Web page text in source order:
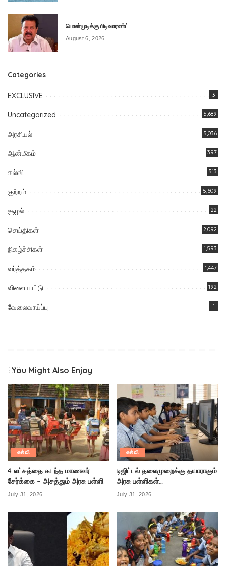
பொன்முடிக்கு பிடிவாரண்ட்
August 6, 2026
Categories
EXCLUSIVE 3
Uncategorized 5,689
அரசியல் 5,036
ஆன்மீகம் 397
கல்வி 513
குற்றம் 5,609
சூழல் 22
செய்திகள் 2,092
நிகழ்ச்சிகள் 1,593
வர்த்தகம் 1,447
விளையாட்டு 192
வேலைவாய்ப்பு 1
You Might Also Enjoy
கல்வி
4 லட்சத்தை கடந்த மாணவர்
சேர்க்கை – அசத்தும் அரசு பள்ளி
July 31, 2026
கல்வி
டிஜிட்டல் தலைமுறைக்கு தயாராகும்
அரசு பள்ளிகள்…
July 31, 2026